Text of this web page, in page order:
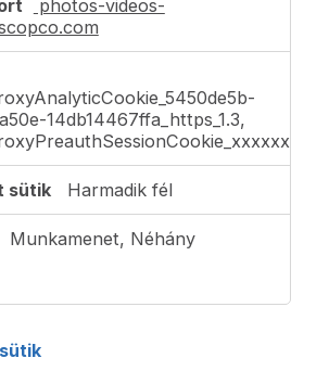
photos-videos-
14db14467ffa_https_1.3,
Harmadik fél
Munkamenet, Néhány